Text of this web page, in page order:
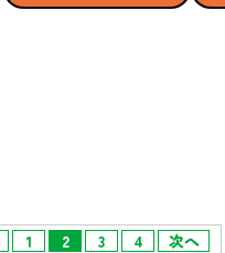
1 2 3 4
次へ